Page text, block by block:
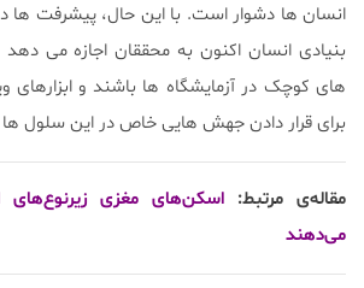
انسان ها دشوار است. با این حال، پیشرفت
بنیادی انسان اکنون به محققان اجازه می دهد
های کوچک در آزمایشگاه ها باشند و ابزارهای
برای قرار دادن جهش هایی خاص در این سلول ها
مقاله‌ی مرتبط: اسکن‌های مغزی زیرنوع‌های
می‌دهند